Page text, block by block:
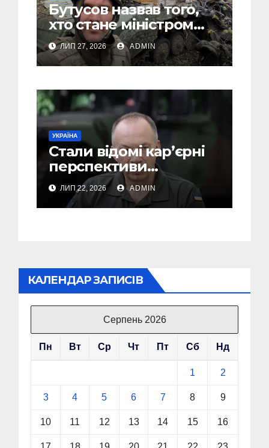
Бутусов назвав того,
хто стане міністром
оборони України, і
пояснив, чому інакше
не може бути
ЛИП 27, 2026 ADMIN
УКРАЇНА
Стали відомі кар’єрні
перспективи
Сирського після
звільнення з посади
Головкому ВСУ
ЛИП 22, 2026 ADMIN
КАЛЕНДАР ЗАПИСІВ
Серпень 2026
Пн Вт Ср Чт Пт Сб Нд
1 2
3 4 5 6 7 8 9
10 11 12 13 14 15 16